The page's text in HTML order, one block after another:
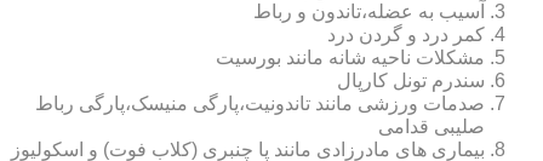
آسیب به عضله،تاندون و رباط
کمر درد و گردن درد
مشکلات ناحیه شانه مانند بورسیت
سندرم تونل کارپال
صدمات ورزشی مانند تاندونیت،پارگی منیسک،پارگی رباط
صلیبی قدامی
بیماری های مادرزادی مانند پا چنبری (کلاب فوت) و اسکولیوز